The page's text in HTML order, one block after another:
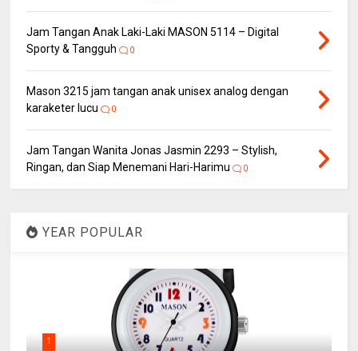
Jam Tangan Anak Laki-Laki MASON 5114 – Digital
Sporty & Tangguh
0
Mason 3215 jam tangan anak unisex analog dengan
karaketer lucu
0
Jam Tangan Wanita Jonas Jasmin 2293 – Stylish,
Ringan, dan Siap Menemani Hari-Harimu
0
YEAR POPULAR
1